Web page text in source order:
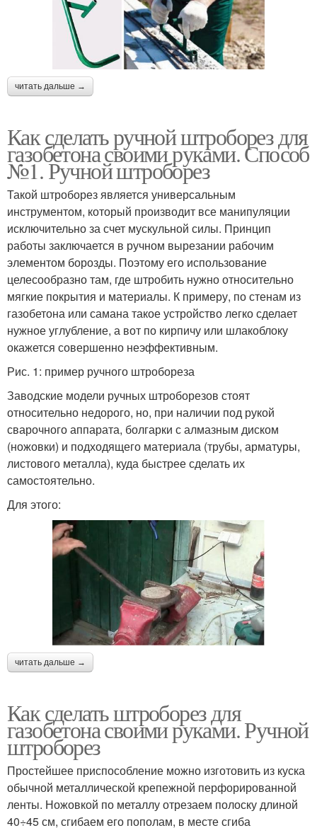
читать дальше →
Как сделать ручной штроборез для
газобетона своими руками. Способ
№1. Ручной штроборез
Такой штроборез является универсальным
инструментом, который производит все манипуляции
исключительно за счет мускульной силы. Принцип
работы заключается в ручном вырезании рабочим
элементом борозды. Поэтому его использование
целесообразно там, где штробить нужно относительно
мягкие покрытия и материалы. К примеру, по стенам из
газобетона или самана такое устройство легко сделает
нужное углубление, а вот по кирпичу или шлакоблоку
окажется совершенно неэффективным.
Рис. 1: пример ручного штробореза
Заводские модели ручных штроборезов стоят
относительно недорого, но, при наличии под рукой
сварочного аппарата, болгарки с алмазным диском
(ножовки) и подходящего материала (трубы, арматуры,
листового металла), куда быстрее сделать их
самостоятельно.
Для этого:
читать дальше →
Как сделать штроборез для
газобетона своими руками. Ручной
штроборез
Простейшее приспособление можно изготовить из куска
обычной металлической крепежной перфорированной
ленты. Ножовкой по металлу отрезаем полоску длиной
40÷45 см, сгибаем его пополам, в месте сгиба